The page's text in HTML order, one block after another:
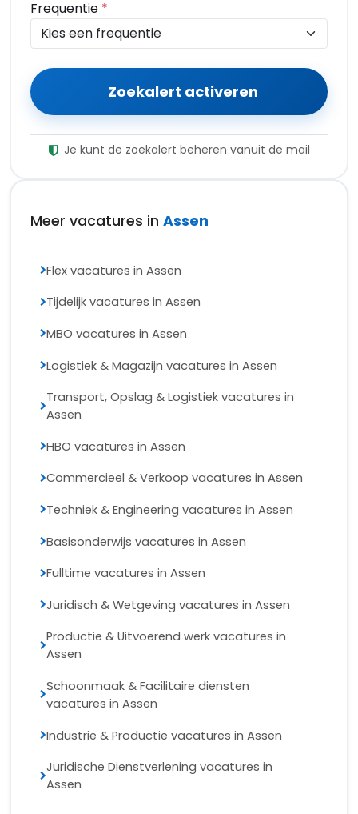
Frequentie *
Zoekalert activeren
Je kunt de zoekalert beheren vanuit de mail
Meer vacatures in Assen
Flex vacatures in Assen
Tijdelijk vacatures in Assen
MBO vacatures in Assen
Logistiek & Magazijn vacatures in Assen
Transport, Opslag & Logistiek vacatures in
Assen
HBO vacatures in Assen
Commercieel & Verkoop vacatures in Assen
Techniek & Engineering vacatures in Assen
Basisonderwijs vacatures in Assen
Fulltime vacatures in Assen
Juridisch & Wetgeving vacatures in Assen
Productie & Uitvoerend werk vacatures in
Assen
Schoonmaak & Facilitaire diensten
vacatures in Assen
Industrie & Productie vacatures in Assen
Juridische Dienstverlening vacatures in
Assen